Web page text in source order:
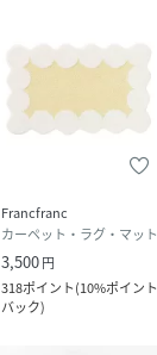
Francfranc
カーペット・ラグ・マット
3,500円
318ポイント(10%ポイント
バック)